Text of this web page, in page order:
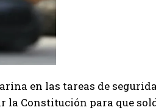
en las tareas de
la Constitución para que